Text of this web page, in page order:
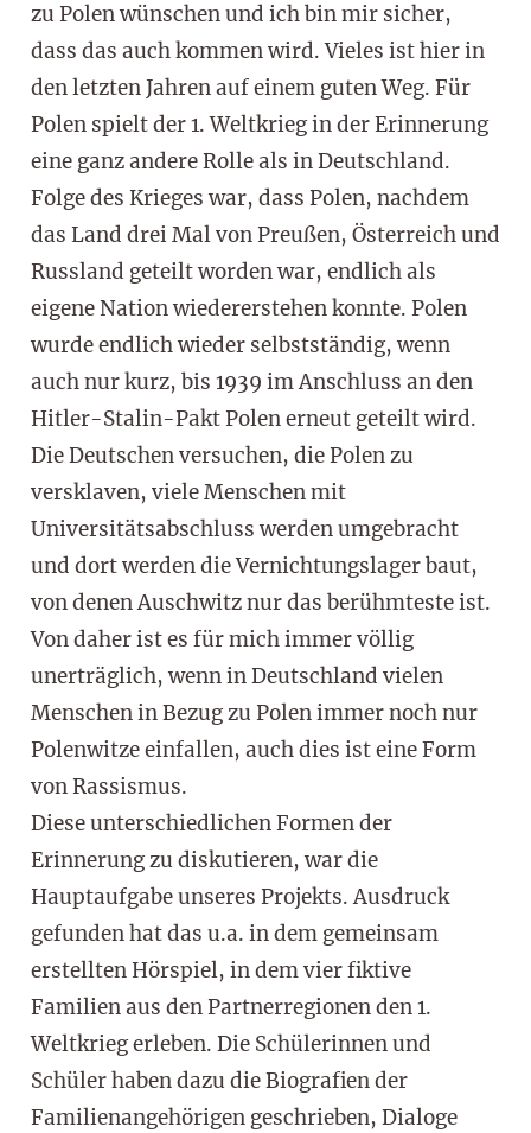
zu Polen wünschen und ich bin mir sicher,
dass das auch kommen wird. Vieles ist hier in
den letzten Jahren auf einem guten Weg. Für
Polen spielt der 1. Weltkrieg in der Erinnerung
eine ganz andere Rolle als in Deutschland.
Folge des Krieges war, dass Polen, nachdem
das Land drei Mal von Preußen, Österreich und
Russland geteilt worden war, endlich als
eigene Nation wiedererstehen konnte. Polen
wurde endlich wieder selbstständig, wenn
auch nur kurz, bis 1939 im Anschluss an den
Hitler-Stalin-Pakt Polen erneut geteilt wird.
Die Deutschen versuchen, die Polen zu
versklaven, viele Menschen mit
Universitätsabschluss werden umgebracht
und dort werden die Vernichtungslager baut,
von denen Auschwitz nur das berühmteste ist.
Von daher ist es für mich immer völlig
unerträglich, wenn in Deutschland vielen
Menschen in Bezug zu Polen immer noch nur
Polenwitze einfallen, auch dies ist eine Form
von Rassismus.
Diese unterschiedlichen Formen der
Erinnerung zu diskutieren, war die
Hauptaufgabe unseres Projekts. Ausdruck
gefunden hat das u.a. in dem gemeinsam
erstellten Hörspiel, in dem vier fiktive
Familien aus den Partnerregionen den 1.
Weltkrieg erleben. Die Schülerinnen und
Schüler haben dazu die Biografien der
Familienangehörigen geschrieben, Dialoge